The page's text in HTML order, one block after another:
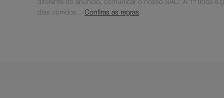
diferente do anúncio, comunicar o nosso SAC. A 1ª troca é
dias corridos... Confiras as regras.